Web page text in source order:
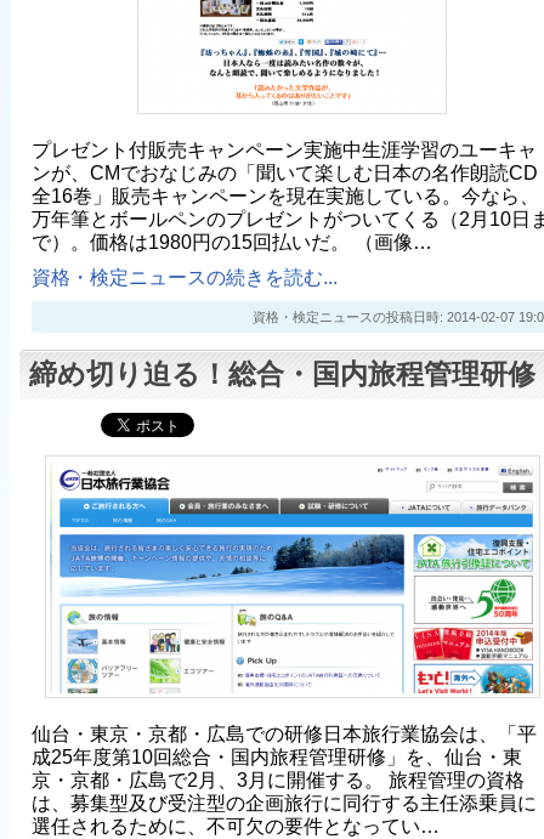
プレゼント付販売キャンペーン実施中生涯学習のユーキャ
ンが、CMでおなじみの「聞いて楽しむ日本の名作朗読CD
全16巻」販売キャンペーンを現在実施している。今なら、
万年筆とボールペンのプレゼントがついてくる（2月10日
で）。価格は1980円の15回払いだ。 （画像…
資格・検定ニュースの続きを読む...
資格・検定ニュースの投稿日時: 2014-02-07
締め切り迫る！総合・国内旅程管理研修
仙台・東京・京都・広島での研修日本旅行業協会は、「平
成25年度第10回総合・国内旅程管理研修」を、仙台・東
京・京都・広島で2月、3月に開催する。 旅程管理の資格
は、募集型及び受注型の企画旅行に同行する主任添乗員に
選任されるために、不可欠の要件となってい…